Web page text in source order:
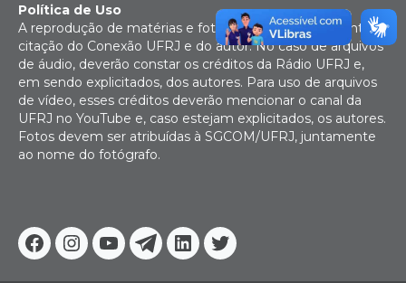
Facebook
Instagram
YoutubeTelegram
Linkedin
Twitter
Política de Uso
A reprodução de matérias e fotografias é livre mediante
citação do Conexão UFRJ e do autor. No caso de arquivos
de áudio, deverão constar os créditos da Rádio UFRJ e,
em sendo explicitados, dos autores. Para uso de arquivos
de vídeo, esses créditos deverão mencionar o canal da
UFRJ no YouTube e, caso estejam explicitados, os autores.
Fotos devem ser atribuídas à SGCOM/UFRJ, juntamente
ao nome do fotógrafo.